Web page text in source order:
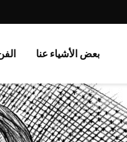
بعض الأشياء عنا